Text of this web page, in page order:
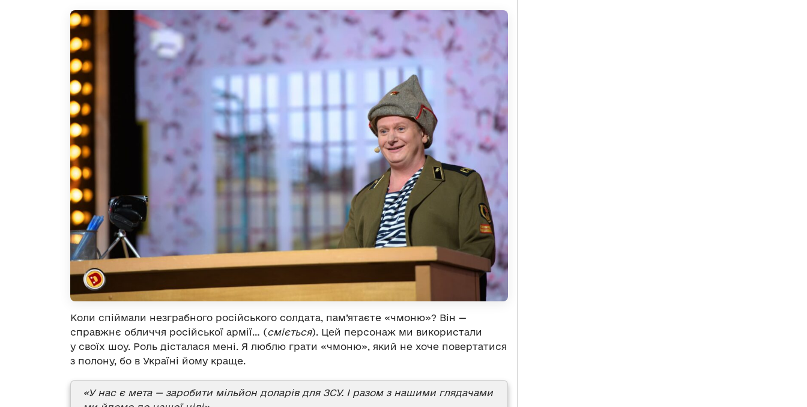
Коли спіймали незграбного російського солдата, пам’ятаєте «чмоню»? Він —
справжнє обличчя російської армії… (сміється). Цей персонаж ми використали
у своїх шоу. Роль дісталася мені. Я люблю грати «чмоню», який не хоче повертатися
з полону, бо в Україні йому краще.
«У нас є мета — заробити мільйон доларів для ЗСУ. І разом з нашими глядачами